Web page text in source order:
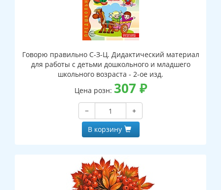
Говорю правильно С-З-Ц. Дидактический материал
для работы с детьми дошкольного и младшего
школьного возраста - 2-ое изд.
Цена розн: 307 ₽
−
+
В корзину